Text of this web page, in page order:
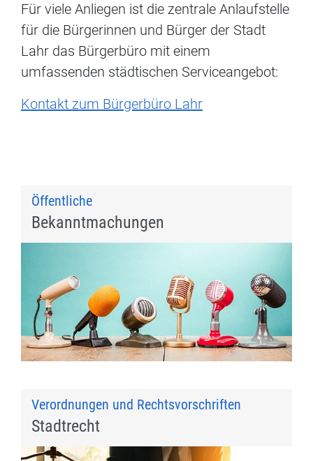
Für viele Anliegen ist die zentrale Anlaufstelle
für die Bürgerinnen und Bürger der Stadt
Lahr das Bürgerbüro mit einem
umfassenden städtischen Serviceangebot:
Kontakt zum Bürgerbüro Lahr
Öffentliche
Bekanntmachungen
Verordnungen und Rechtsvorschriften
Stadtrecht